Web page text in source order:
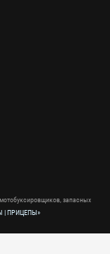
запасных
| ПРИЦЕПЫ»